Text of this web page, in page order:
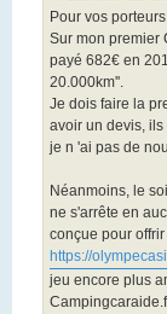
Pour vos
Sur mon premier
payé 682€ en
20.000km''.
Je dois faire la
avoir un devis,
je n 'ai pas de
Néanmoins, le
ne s'arrête en
conçue pour
https://
jeu encore plus